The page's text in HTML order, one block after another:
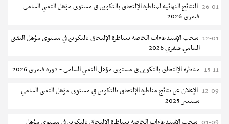
المركز القطاعي للتكوين في الآلية الفلاحية جوقار الفحص : دورة سبتمبر 2026
04-08
تسجيل طلبة المعهد العالي للعلوم التطبيقية و التكنولوجيا بسوسة 2026-
2027
04-08 كلية العلوم الإقتصادية والتصرف بصفاقس : الترشح للماجستير (دورة ثانية)
03-08 مناظرة الالتحاق بالتكوين في مستوى مؤهل التقني السامي في الصيد البحري
2026-2027
26-01 النتائج النهائية لمناظرة الإلتحاق بالتكوين في مستوى مؤهل التقني السامي
فيفري 2026
12-01 سحب الإستدعاءات الخاصة بمناظرة الإلتحاق بالتكوين في مستوى مؤهل التقني
السامي فيفري 2026
15-11 مناظرة الإلتحاق بالتكوين في مستوى مؤهل التقني السامي - دورة فيفري 2026
12-09 الإعلان عن نتائج مناظرة الإلتحاق بالتكوين في مستوى مؤهل التقني السامي
سبتمبر 2025